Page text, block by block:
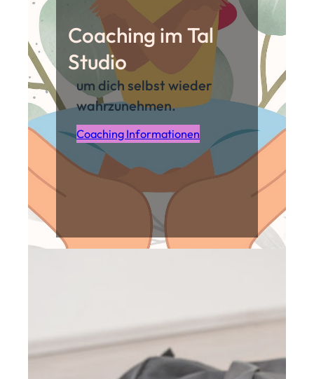
Coaching im Tal
Studio
um dich selbst wieder
wahrzunehmen.
Coaching Informationen